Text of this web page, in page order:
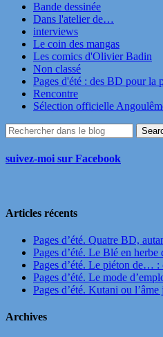
Bande dessinée
Dans l'atelier de…
interviews
Le coin des mangas
Les comics d'Olivier Badin
Non classé
Pages d'été : des BD pour la
Rencontre
Sélection officielle
suivez-moi sur Facebook
Articles récents
Pages d’été. Quatre BD,
Pages d’été. Le Blé en
Pages d’été. Le piéton de…
Pages d’été. Le mode
Pages d’été. Kutani ou
Archives